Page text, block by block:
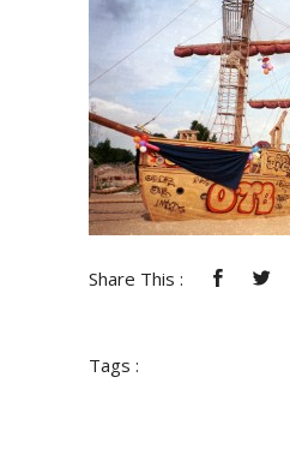
Share This :
Tags :